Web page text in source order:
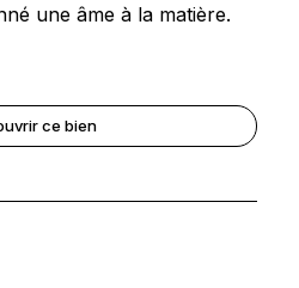
une âme à la matière.
ce bien